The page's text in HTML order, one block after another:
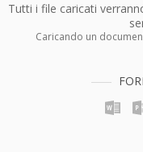
Tutti i file caricati
Caricando un